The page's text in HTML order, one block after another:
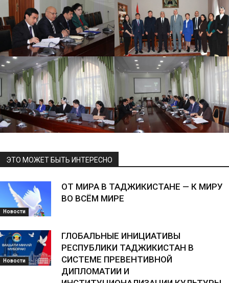
ЭТО МОЖЕТ БЫТЬ ИНТЕРЕСНО
Новости
ОТ МИРА В ТАДЖИКИСТАНЕ — К МИРУ
ВО ВСЁМ МИРЕ
Новости
ГЛОБАЛЬНЫЕ ИНИЦИАТИВЫ
РЕСПУБЛИКИ ТАДЖИКИСТАН В
СИСТЕМЕ ПРЕВЕНТИВНОЙ
ДИПЛОМАТИИ И